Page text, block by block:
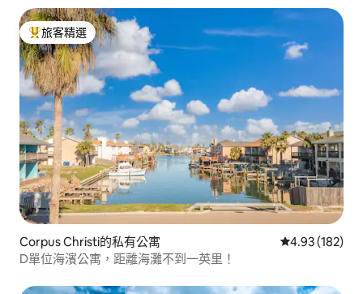
旅客精選榜首
旅客精選
Corpus Christi的私有公寓 從 182 則評價
4.93 (182)
D單位海濱公寓，距離海灘不到一英里！